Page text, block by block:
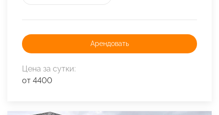
Арендовать
Цена за сутки:
от 4400